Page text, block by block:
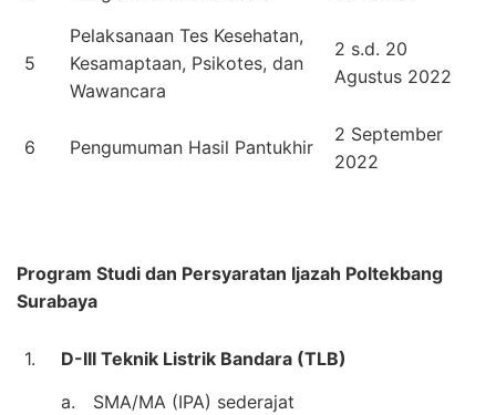
5
Pelaksanaan Tes Kesehatan,
Kesamaptaan, Psikotes, dan
Wawancara
2 s.d. 20
Agustus 2022
6 Pengumuman Hasil Pantukhir
2 September
2022
Program Studi dan Persyaratan Ijazah Poltekbang
Surabaya
1.
D-III Teknik Listrik Bandara (TLB)
a.
SMA/MA (IPA) sederajat